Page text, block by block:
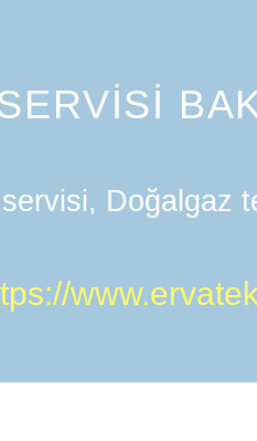
Doğalgaz